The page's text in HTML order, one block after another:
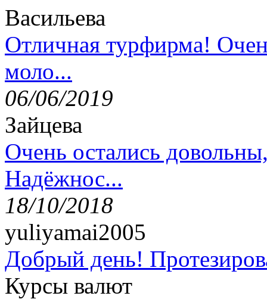
Васильева
Отличная турфирма!
моло...
06/06/2019
Зайцева
Очень остались
Надёжнос...
18/10/2018
yuliyamai2005
Добрый день!
Курсы валют